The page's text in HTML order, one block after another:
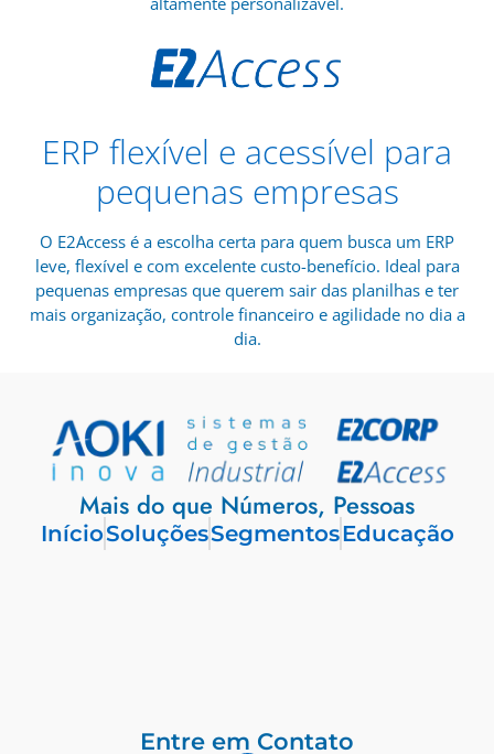
ERP flexível e acessível para
pequenas empresas
O E2Access é a escolha certa para quem busca um ERP
leve, flexível e com excelente custo-benefício. Ideal para
pequenas empresas que querem sair das planilhas e ter
mais organização, controle financeiro e agilidade no dia a
dia.
Mais do que Números, Pessoas
InícioSoluçõesSegmentosEducação
Entre em Contato